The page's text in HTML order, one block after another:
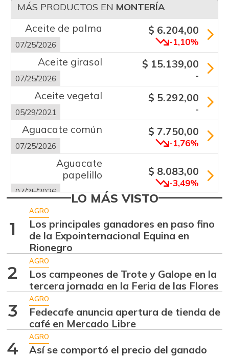
MÁS PRODUCTOS EN MONTERÍA
Aceite de palma
07/25/2026
$ 6.204,00
-1,10%
Aceite girasol
07/25/2026
$ 15.139,00
-
Aceite vegetal
05/29/2021
$ 5.292,00
-
Aguacate común
07/25/2026
$ 7.750,00
-1,76%
Aguacate
papelillo
07/25/2026
$ 8.083,00
-3,49%
07/25/2026 -3,86%
Ajo
07/25/2026
$ 5.675,00
+2,40%
Ají dulce
01/17/2015
$ 3.479,00
+5,55%
Ají topito dulce
07/25/2026
$ 3.250,00
Alas de pollo sin
$ 8.375,00
LO MÁS VISTO
1
AGRO
Los principales ganadores en paso fino
de la Expointernacional Equina en
Rionegro
2
AGRO
Los campeones de Trote y Galope en la
tercera jornada en la Feria de las Flores
3
AGRO
Fedecafe anuncia apertura de tienda de
café en Mercado Libre
4
AGRO
Así se comportó el precio del ganado